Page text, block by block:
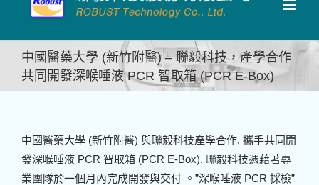
中國醫藥大學 (新竹附醫) – 聯毅科技，產學合作
共同開發深喉唾液 PCR 智取箱 (PCR E-Box)
中國醫藥大學 (新竹附醫) 與聯毅科技產學合作, 攜手共同開
發深喉唾液 PCR 智取箱 (PCR E-Box), 聯毅科技憑藉著專
業團隊於一個月內完成開發與交付 。”深喉唾液 PCR 採檢”